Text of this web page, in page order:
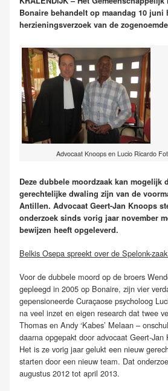
Bonaire behandelt op maandag 10 juni
herzieningsverzoek van de
Advocaat Knoops en Lucio Ricardo
Deze dubbele moordzaak kan mogelijk
gerechtelijke dwaling zijn van de
Antillen. Advocaat Geert-Jan Knoops
onderzoek sinds vorig jaar november
bewijzen heeft opgeleverd.
Belkis Osepa spreekt over de Spelonk-
Voor de dubbele moord op de broers
gepleegd in 2005 op Bonaire, zijn vier
gepensioneerde Curaçaose psycholoog
na veel inzet en eigen research dat twee
Thomas en Andy ‘Kabes’ Melaan –
daarna opgepakt door advocaat Geert-
Het is ze vorig jaar gelukt een nieuw
starten door een nieuw team. Dat
augustus 2012 tot april 2013.